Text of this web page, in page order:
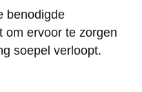
benodigde
om ervoor te zorgen
soepel verloopt.